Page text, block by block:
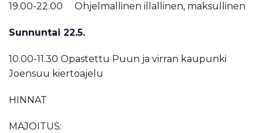
19.00-22.00 Ohjelmallinen illallinen, maksullinen
Sunnuntai 22.5.
10.00-11.30 Opastettu Puun ja virran kaupunki
Joensuu kiertoajelu
HINNAT
MAJOITUS: